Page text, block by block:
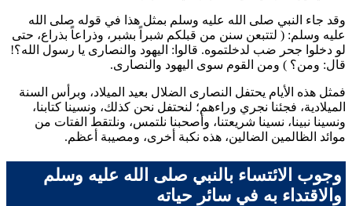
وقد جاء النبي صلى الله عليه وسلم بمثل هذا في قوله صلى الله
عليه وسلم: ( لتتبعن سنن من قبلكم شبراً بشبر، وذراعاً بذراع، حتى
لو دخلوا جحر ضب لدخلتموه. قالوا: اليهود والنصارى يا رسول الله؟!
قال: ومن؟ ) ومن القوم سوى اليهود والنصارى.
فمثل هذه الأيام يحتفل النصارى الضلال بعيد الميلاد، وبرأس السنة
الميلادية، فجئنا نجري وراءهم؛ لنحتفل نحن كذلك، ونسينا كتابنا،
ونسينا نبينا، نسينا شريعتنا، وأصحبنا نلتمس، ونلتقط الفتات من
موائد الظالمين الضالين، هذه نكبة أخرى، ومصيبة أعظم.
وجوب الائتساء بالنبي صلى الله عليه وسلم
والاقتداء به في سائر حياته